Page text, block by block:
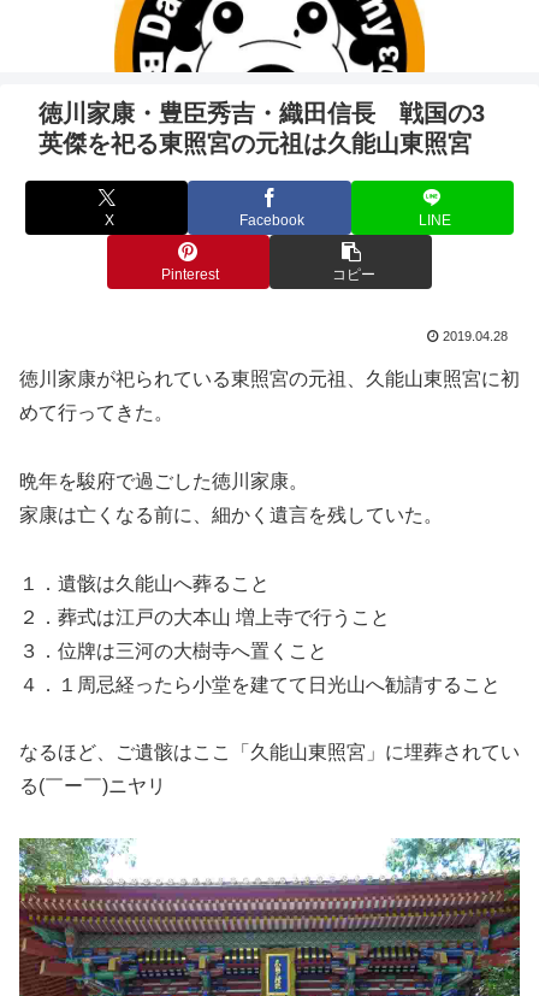
徳川家康・豊臣秀吉・織田信長 戦国の3
英傑を祀る東照宮の元祖は久能山東照宮
X Facebook LINE
Pinterest コピー
2019.04.28
徳川家康が祀られている東照宮の元祖、久能山東照宮に初
めて行ってきた。
晩年を駿府で過ごした徳川家康。
家康は亡くなる前に、細かく遺言を残していた。
１．遺骸は久能山へ葬ること
２．葬式は江戸の大本山 増上寺で行うこと
３．位牌は三河の大樹寺へ置くこと
４．１周忌経ったら小堂を建てて日光山へ勧請すること
なるほど、ご遺骸はここ「久能山東照宮」に埋葬されてい
る(￣ー￣)ニヤリ